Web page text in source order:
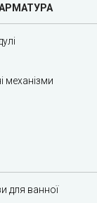
механізми
для ванної